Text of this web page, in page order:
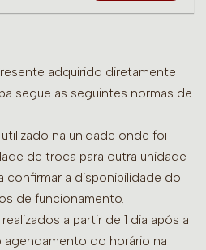
adquirido diretamente
segue as seguintes normas de
na unidade onde foi
de troca para outra unidade.
confirmar a disponibilidade do
de funcionamento.
a partir de 1 dia após a
do horário na